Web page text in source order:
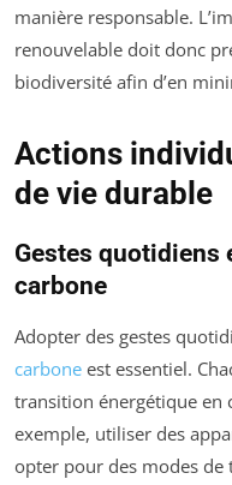
manière responsable.
renouvelable doit donc
biodiversité afin d’en
Actions
de vie durable
Gestes quotidiens
carbone
Adopter des gestes
carbone est essentiel.
transition énergétique en
exemple, utiliser des
opter pour des modes